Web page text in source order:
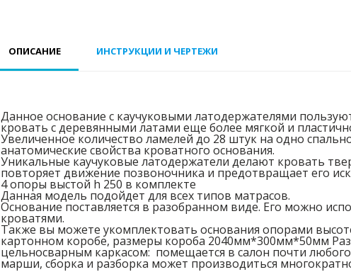
ОПИСАНИЕ ИНСТРУКЦИИ И ЧЕРТЕЖИ
Данное основание с каучуковыми латодержателями
кровать с деревянными латами еще более мягкой и
Увеличенное количество ламелей до 28 штук на одно
анатомические свойства кроватного основания.
Уникальные каучуковые латодержатели делают кровать
повторяет движение позвоночника и предотвращает его
4 опоры выстой h 250 в комплекте
Данная модель подойдет для всех типов матрасов.
Основание поставляется в разобранном виде. Его можно
кроватями.
Также вы можете укомплектовать основания опорами
картонном коробе, размеры короба 2040мм*300мм*50мм
цельносварным каркасом: помещается в салон почти
марши, сборка и разборка может производиться